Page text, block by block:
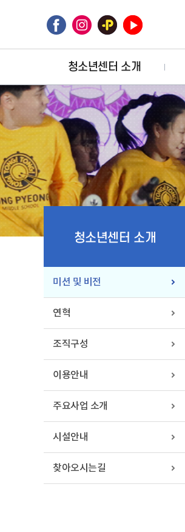
청소년센터 소개
청소년센터 소개
미션 및 비전
연혁
조직구성
이용안내
주요사업 소개
시설안내
찾아오시는길